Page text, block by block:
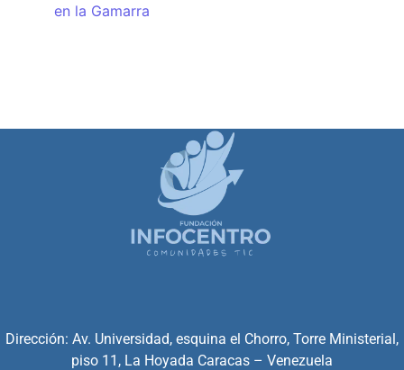
en la Gamarra
Dirección: Av. Universidad, esquina el Chorro, Torre Ministerial,
piso 11, La Hoyada Caracas – Venezuela